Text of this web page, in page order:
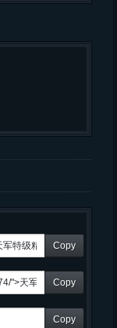
Copy
Copy
Copy